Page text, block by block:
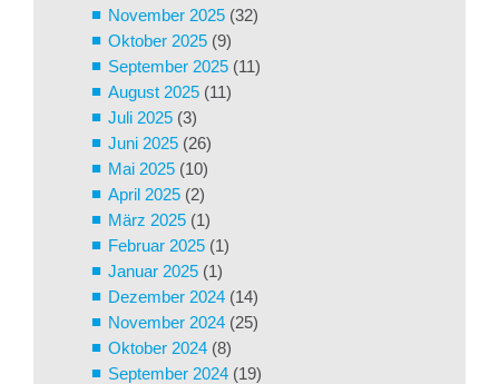
November 2025 (32)
Oktober 2025 (9)
September 2025 (11)
August 2025 (11)
Juli 2025 (3)
Juni 2025 (26)
Mai 2025 (10)
April 2025 (2)
März 2025 (1)
Februar 2025 (1)
Januar 2025 (1)
Dezember 2024 (14)
November 2024 (25)
Oktober 2024 (8)
September 2024 (19)